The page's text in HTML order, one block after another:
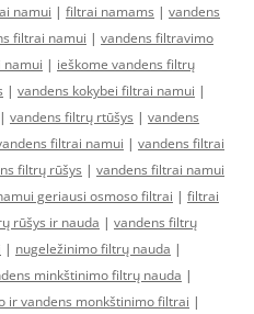
namui | filtrai namams | vandens
filtrai namui | vandens filtravimo
| ieškome vandens filtrų
| vandens kokybei filtrai namui |
| vandens filtrų rtūšys | vandens
filtrai namui | vandens filtrai
filtrų rūšys | vandens filtrai namui
geriausi osmoso filtrai | filtrai
rūšys ir nauda | vandens filtrų
| nugeležinimo filtrų nauda |
minkštinimo filtrų nauda |
ir vandens monkštinimo filtrai |